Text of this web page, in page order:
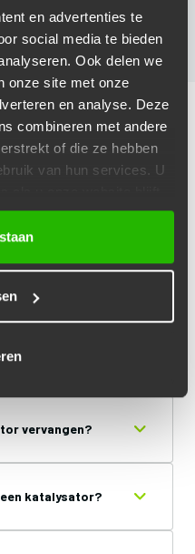
en advertenties te
social media te bieden
Ook delen we
onze site met onze
en analyse. Deze
combineren met andere
of die ze hebben
van hun services. U
OVER
raken door
aan slijtage.
vervangen?
katalysator?